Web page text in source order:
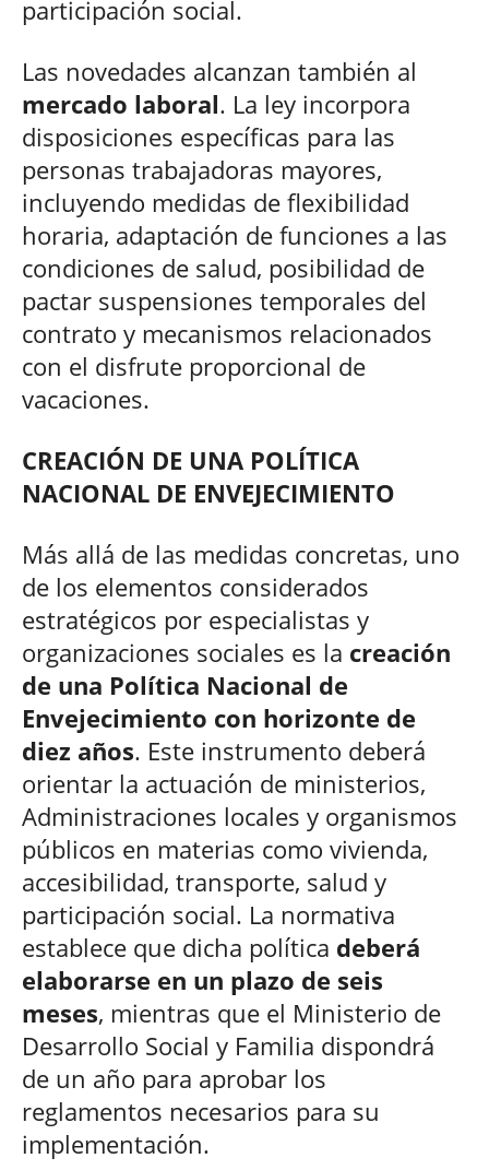
participación social.
Las novedades alcanzan también al
mercado laboral. La ley incorpora
disposiciones específicas para las
personas trabajadoras mayores,
incluyendo medidas de flexibilidad
horaria, adaptación de funciones a las
condiciones de salud, posibilidad de
pactar suspensiones temporales del
contrato y mecanismos relacionados
con el disfrute proporcional de
vacaciones.
CREACIÓN DE UNA POLÍTICA
NACIONAL DE ENVEJECIMIENTO
Más allá de las medidas concretas, uno
de los elementos considerados
estratégicos por especialistas y
organizaciones sociales es la creación
de una Política Nacional de
Envejecimiento con horizonte de
diez años. Este instrumento deberá
orientar la actuación de ministerios,
Administraciones locales y organismos
públicos en materias como vivienda,
accesibilidad, transporte, salud y
participación social. La normativa
establece que dicha política deberá
elaborarse en un plazo de seis
meses, mientras que el Ministerio de
Desarrollo Social y Familia dispondrá
de un año para aprobar los
reglamentos necesarios para su
implementación.